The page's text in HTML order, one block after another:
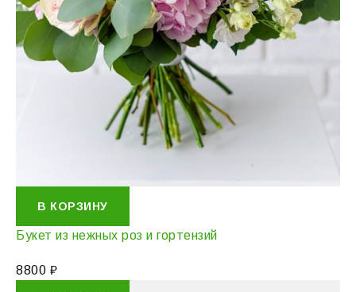
В КОРЗИНУ
Букет из нежных роз и гортензий
8800 ₽